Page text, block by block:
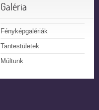
Galéria
Fényképgalériák
Tantestületek
Múltunk